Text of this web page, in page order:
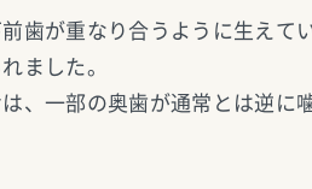
歯が重なり合うように生えて
ました。
、一部の奥歯が通常とは逆に